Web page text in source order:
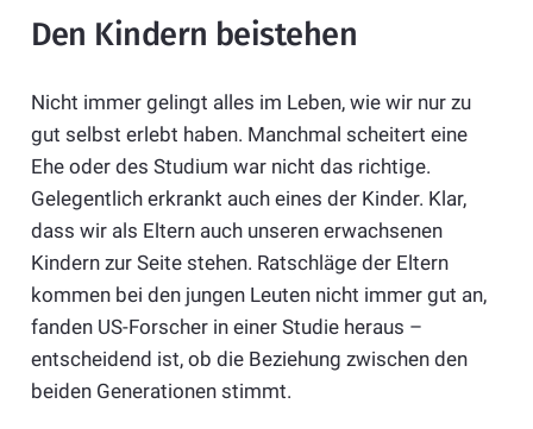
Den Kindern beistehen
Nicht immer gelingt alles im Leben, wie wir nur zu
gut selbst erlebt haben. Manchmal scheitert eine
Ehe oder des Studium war nicht das richtige.
Gelegentlich erkrankt auch eines der Kinder. Klar,
dass wir als Eltern auch unseren erwachsenen
Kindern zur Seite stehen. Ratschläge der Eltern
kommen bei den jungen Leuten nicht immer gut an,
fanden US-Forscher in einer Studie heraus –
entscheidend ist, ob die Beziehung zwischen den
beiden Generationen stimmt.